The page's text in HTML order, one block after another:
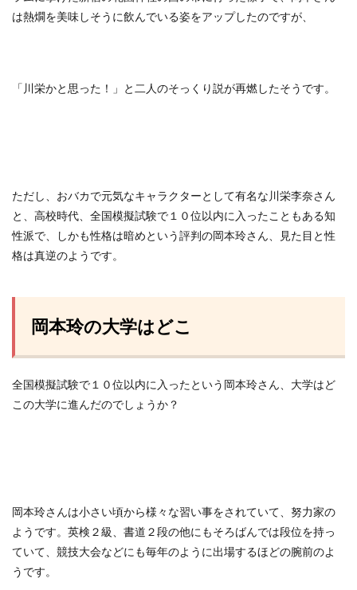
は熱燗を美味しそうに飲んでいる姿をアップしたのですが、
「川栄かと思った！」と二人のそっくり説が再燃したそうです。
ただし、おバカで元気なキャラクターとして有名な川栄李奈さん
と、高校時代、全国模擬試験で１０位以内に入ったこともある知
性派で、しかも性格は暗めという評判の岡本玲さん、見た目と性
格は真逆のようです。
岡本玲の大学はどこ
全国模擬試験で１０位以内に入ったという岡本玲さん、大学はど
この大学に進んだのでしょうか？
岡本玲さんは小さい頃から様々な習い事をされていて、努力家の
ようです。英検２級、書道２段の他にもそろばんでは段位を持っ
ていて、競技大会などにも毎年のように出場するほどの腕前のよ
うです。